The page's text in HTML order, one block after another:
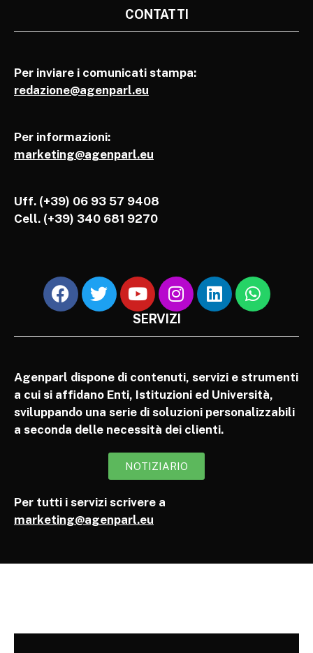
CONTATTI
Per inviare i comunicati stampa:
redazione@agenparl.eu
Per informazioni:
marketing@agenparl.eu
Uff. (+39) 06 93 57 9408
Cell. (+39) 340 681 9270
SERVIZI
Agenparl dispone di contenuti, servizi e strumenti
a cui si affidano Enti, Istituzioni ed Università,
sviluppando una serie di soluzioni personalizzabili
a seconda delle necessità dei clienti.
NOTIZIARIO
Per tutti i servizi scrivere a
marketing@agenparl.eu